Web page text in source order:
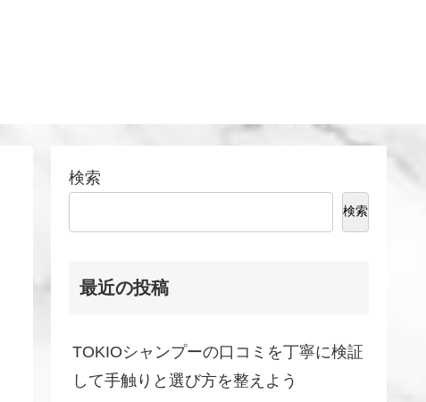
検索
検索
最近の投稿
TOKIOシャンプーの口コミを丁寧に検証
して手触りと選び方を整えよう